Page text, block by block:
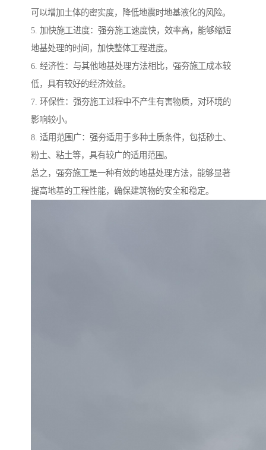
可以增加土体的密实度，降低地震时地基液化的风险。
5. 加快施工进度：强夯施工速度快，效率高，能够缩短
地基处理的时间，加快整体工程进度。
6. 经济性：与其他地基处理方法相比，强夯施工成本较
低，具有较好的经济效益。
7. 环保性：强夯施工过程中不产生有害物质，对环境的
影响较小。
8. 适用范围广：强夯适用于多种土质条件，包括砂土、
粉土、粘土等，具有较广的适用范围。
总之，强夯施工是一种有效的地基处理方法，能够显著
提高地基的工程性能，确保建筑物的安全和稳定。